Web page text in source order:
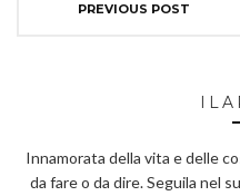
PREVIOUS POST
Innamorata della vita e delle
da fare o da dire. Seguila nel